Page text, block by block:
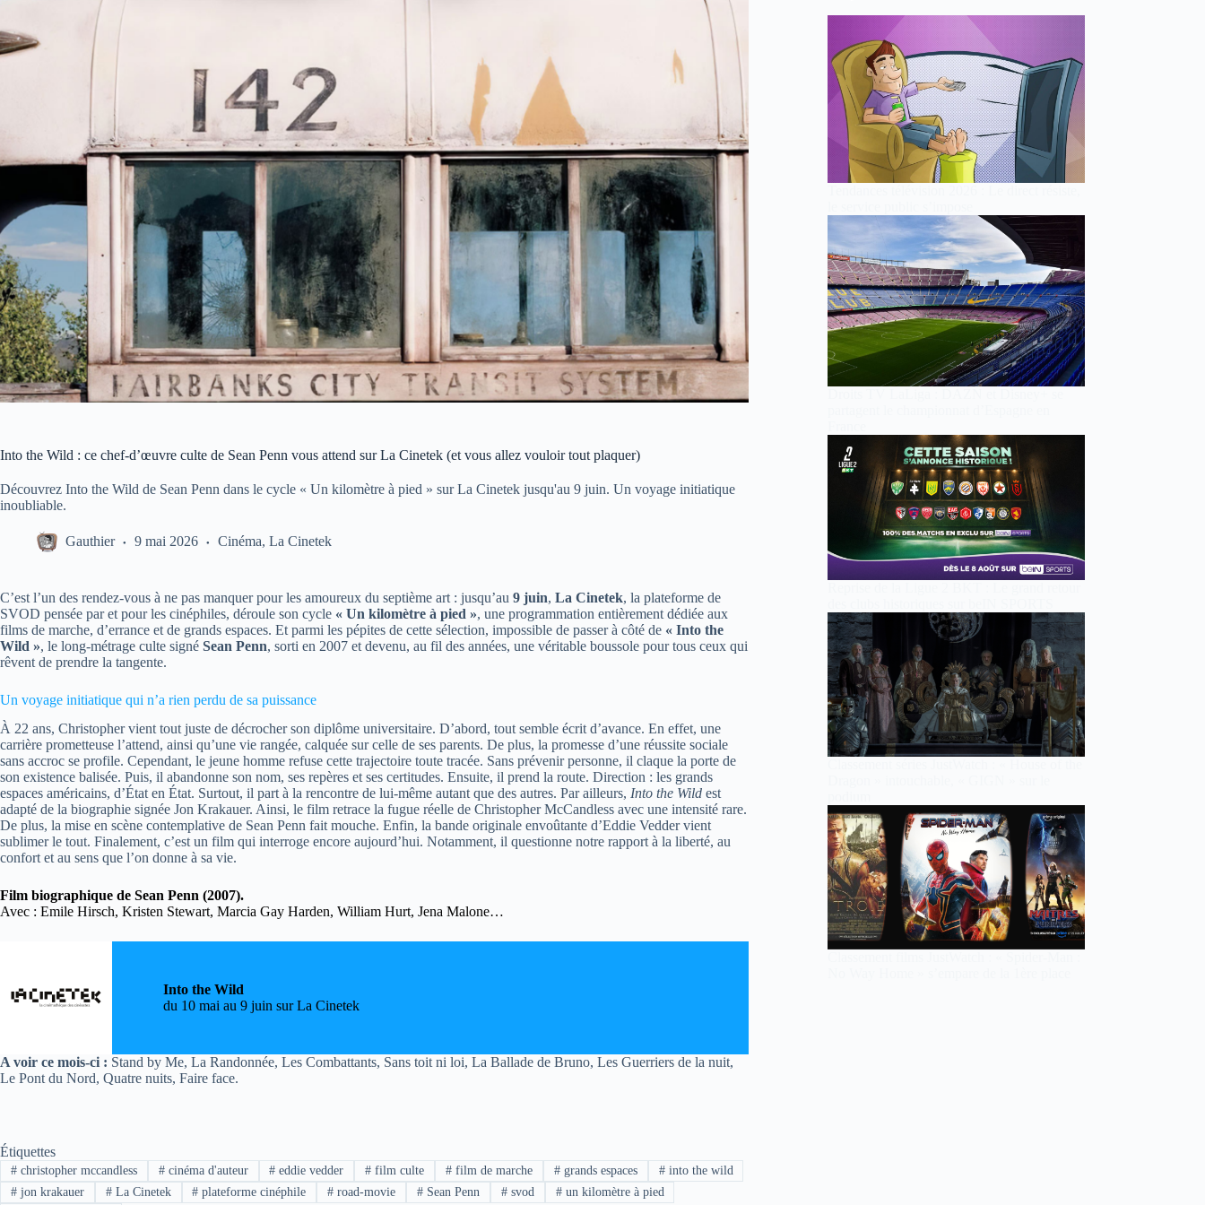
Into the Wild : ce chef-d’œuvre culte de Sean Penn vous attend sur La Cinetek (et vous allez vouloir tout plaquer)
Découvrez Into the Wild de Sean Penn dans le cycle « Un kilomètre à pied » sur La Cinetek jusqu'au 9 juin. Un voyage initiatique
inoubliable.
Gauthier 9 mai 2026 Cinéma, La Cinetek
C’est l’un des rendez-vous à ne pas manquer pour les amoureux du septième art : jusqu’au 9 juin, La Cinetek, la plateforme de
SVOD pensée par et pour les cinéphiles, déroule son cycle « Un kilomètre à pied », une programmation entièrement dédiée aux
films de marche, d’errance et de grands espaces. Et parmi les pépites de cette sélection, impossible de passer à côté de « Into the
Wild », le long-métrage culte signé Sean Penn, sorti en 2007 et devenu, au fil des années, une véritable boussole pour tous ceux qui
rêvent de prendre la tangente.
Un voyage initiatique qui n’a rien perdu de sa puissance
À 22 ans, Christopher vient tout juste de décrocher son diplôme universitaire. D’abord, tout semble écrit d’avance. En effet, une
carrière prometteuse l’attend, ainsi qu’une vie rangée, calquée sur celle de ses parents. De plus, la promesse d’une réussite sociale
sans accroc se profile. Cependant, le jeune homme refuse cette trajectoire toute tracée. Sans prévenir personne, il claque la porte de
son existence balisée. Puis, il abandonne son nom, ses repères et ses certitudes. Ensuite, il prend la route. Direction : les grands
espaces américains, d’État en État. Surtout, il part à la rencontre de lui-même autant que des autres. Par ailleurs, Into the Wild est
adapté de la biographie signée Jon Krakauer. Ainsi, le film retrace la fugue réelle de Christopher McCandless avec une intensité rare.
De plus, la mise en scène contemplative de Sean Penn fait mouche. Enfin, la bande originale envoûtante d’Eddie Vedder vient
sublimer le tout. Finalement, c’est un film qui interroge encore aujourd’hui. Notamment, il questionne notre rapport à la liberté, au
confort et au sens que l’on donne à sa vie.
Film biographique de Sean Penn (2007).
Avec : Emile Hirsch, Kristen Stewart, Marcia Gay Harden, William Hurt, Jena Malone…
Into the Wild
du 10 mai au 9 juin sur La Cinetek
A voir ce mois-ci : Stand by Me, La Randonnée, Les Combattants, Sans toit ni loi, La Ballade de Bruno, Les Guerriers de la nuit,
Le Pont du Nord, Quatre nuits, Faire face.
Étiquettes
#christopher mccandless #cinéma d'auteur # eddie vedder # film culte # film de marche #grands espaces #into the wild
#jon krakauer #La Cinetek # plateforme cinéphile # road-movie # Sean Penn #svod #un kilomètre à pied